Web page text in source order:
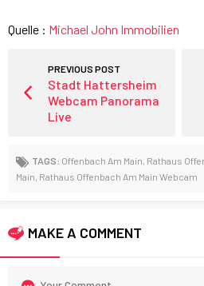
Quelle : Michael John Immobilien
PREVIOUS POST
Stadt Hattersheim
Webcam Panorama
Live
TAGS: Offenbach Am Main, Rathaus
Main, Rathaus Offenbach Am Main Webcam
MAKE A COMMENT